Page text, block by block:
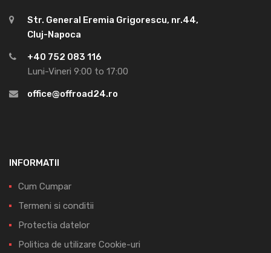
Str. General Eremia Grigorescu, nr.44,
Cluj-Napoca
+40 752 083 116
Luni-Vineri 9:00 to 17:00
office@offroad24.ro
INFORMATII
Cum Cumpar
Termeni si conditii
Protectia datelor
Politica de utilizare Cookie-uri